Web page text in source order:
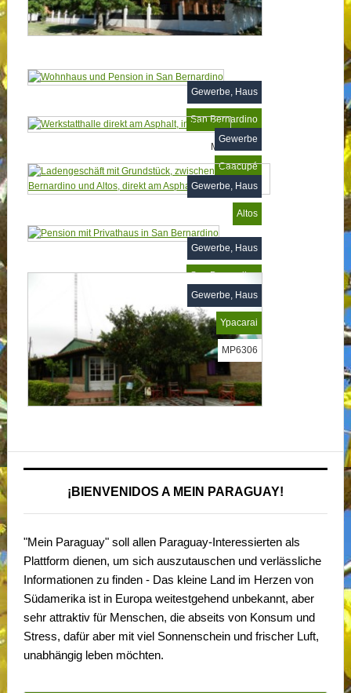
Gewerbe, Haus
San Bernardino
MP393045
Gewerbe
Caacupé
Bereits verkauft
Gewerbe, Haus
Altos
Gewerbe, Haus
San Bernardino
MP7082
Gewerbe, Haus
Ypacarai
MP6306
¡BIENVENIDOS A MEIN PARAGUAY!
"Mein Paraguay" soll allen Paraguay-Interessierten als
Plattform dienen, um sich auszutauschen und verlässliche
Informationen zu finden - Das kleine Land im Herzen von
Südamerika ist in Europa weitestgehend unbekannt, aber
sehr attraktiv für Menschen, die abseits von Konsum und
Stress, dafür aber mit viel Sonnenschein und frischer Luft,
unabhängig leben möchten.